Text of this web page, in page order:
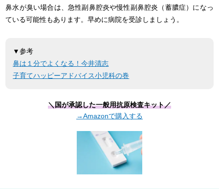
鼻水が臭い場合は、急性副鼻腔炎や慢性副鼻腔炎（蓄膿症）になっ
ている可能性もあります。早めに病院を受診しましょう。
▼参考
鼻は１分でよくなる！今井清志
子育てハッピーアドバイス小児科の巻
＼国が承認した一般用抗原検査キット／
→Amazonで購入する